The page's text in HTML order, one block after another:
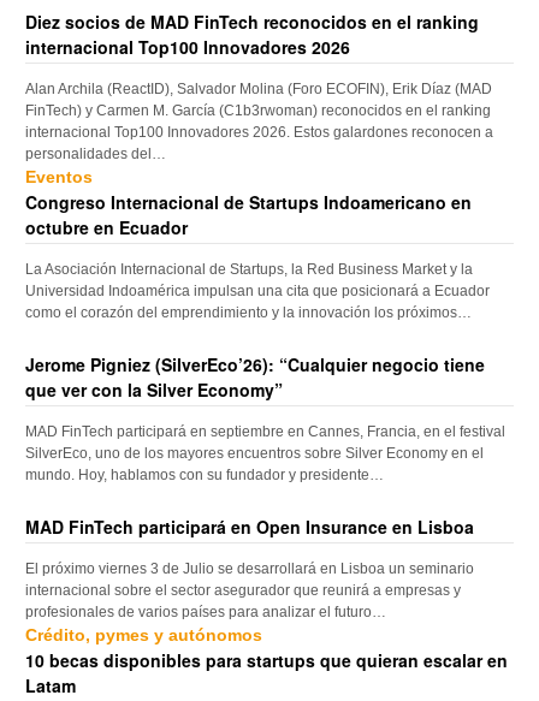
Diez socios de MAD FinTech reconocidos en el ranking
internacional Top100 Innovadores 2026
Alan Archila (ReactID), Salvador Molina (Foro ECOFIN), Erik Díaz (MAD
FinTech) y Carmen M. García (C1b3rwoman) reconocidos en el ranking
internacional Top100 Innovadores 2026. Estos galardones reconocen a
personalidades del…
Eventos
Congreso Internacional de Startups Indoamericano en
octubre en Ecuador
La Asociación Internacional de Startups, la Red Business Market y la
Universidad Indoamérica impulsan una cita que posicionará a Ecuador
como el corazón del emprendimiento y la innovación los próximos…
Jerome Pigniez (SilverEco’26): “Cualquier negocio tiene
que ver con la Silver Economy”
MAD FinTech participará en septiembre en Cannes, Francia, en el festival
SilverEco, uno de los mayores encuentros sobre Silver Economy en el
mundo. Hoy, hablamos con su fundador y presidente…
MAD FinTech participará en Open Insurance en Lisboa
El próximo viernes 3 de Julio se desarrollará en Lisboa un seminario
internacional sobre el sector asegurador que reunirá a empresas y
profesionales de varios países para analizar el futuro…
Crédito, pymes y autónomos
10 becas disponibles para startups que quieran escalar en
Latam